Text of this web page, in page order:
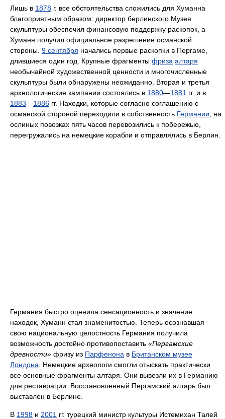
Лишь в 1878 г. все обстоятельства сложились для Хуманна
благоприятным образом: директор берлинского Музея
скульптуры обеспечил финансовую поддержку раскопок, а
Хуманн получил официальное разрешение османской
стороны. 9 сентября начались первые раскопки в Пергаме,
длившиеся один год. Крупные фрагменты фриза алтаря
необычайной художественной ценности и многочисленные
скульптуры были обнаружены неожиданно. Вторая и третья
археологические кампании состоялись в 1880—1881 гг. и в
1883—1886 гг. Находки, которые согласно соглашению с
османской стороной переходили в собственность Германии , на
ослиных повозках пять часов перевозились к побережью,
перегружались на немецкие корабли и отправлялись в Берлин.
Германия быстро оценила сенсационность и значение
находок, Хуманн стал знаменитостью. Теперь осознавшая
свою национальную целостность Германия получила
возможность достойно противопоставить «Пергамские
древности» фризу из Парфенона в Британском музее
Лондона . Немецкие археологи смогли отыскать практически
все основные фрагменты алтаря. Они вывезли их в Германию
для реставрации. Восстановленный Пергамский алтарь был
выставлен в Берлине.
В 1998 и 2001 гг. турецкий министр культуры Истемихан Талей